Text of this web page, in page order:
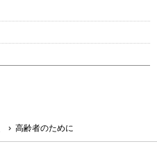
› 高齢者のために